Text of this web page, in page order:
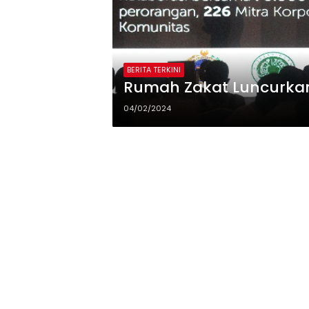
BERITA TERKINI
Rumah Zakat
04/02/2024